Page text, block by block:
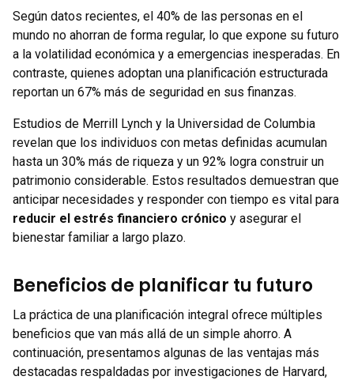
Según datos recientes, el 40% de las personas en el
mundo no ahorran de forma regular, lo que expone su futuro
a la volatilidad económica y a emergencias inesperadas. En
contraste, quienes adoptan una planificación estructurada
reportan un 67% más de seguridad en sus finanzas.
Estudios de Merrill Lynch y la Universidad de Columbia
revelan que los individuos con metas definidas acumulan
hasta un 30% más de riqueza y un 92% logra construir un
patrimonio considerable. Estos resultados demuestran que
anticipar necesidades y responder con tiempo es vital para
reducir el estrés financiero crónico y asegurar el
bienestar familiar a largo plazo.
Beneficios de planificar tu futuro
La práctica de una planificación integral ofrece múltiples
beneficios que van más allá de un simple ahorro. A
continuación, presentamos algunas de las ventajas más
destacadas respaldadas por investigaciones de Harvard,